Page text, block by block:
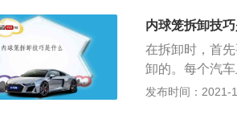
传动系统的一
和传动杆组成
车轮在汽车行
需要球笼来调
内球笼拆卸技
在拆卸时，首
卸的。每个汽
传递到车轮上
发布时间：2021-